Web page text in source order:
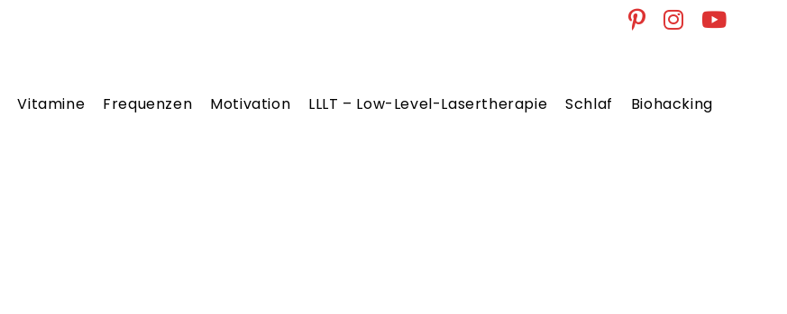
Vitamine Frequenzen Motivation LLLT – Low-Level-Lasertherapie Schlaf Biohacking